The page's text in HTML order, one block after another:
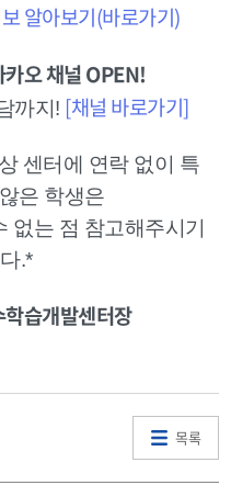
알아보기(바로가기)
오 채널 OPEN!
까지! [채널 바로가기]
센터에 연락 없이 특
은 학생은
없는 점 참고해주시기
.*
습개발센터장
목록